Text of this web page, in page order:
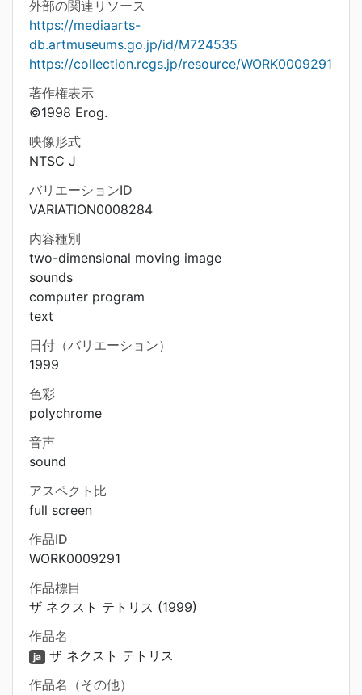
外部の関連リソース
https://mediaarts-
db.artmuseums.go.jp/id/M724535
https://collection.rcgs.jp/resource/WORK0009291
著作権表示
©1998 Erog.
映像形式
NTSC J
バリエーションID
VARIATION0008284
内容種別
two-dimensional moving image
sounds
computer program
text
日付（バリエーション）
1999
色彩
polychrome
音声
sound
アスペクト比
full screen
作品ID
WORK0009291
作品標目
ザ ネクスト テトリス (1999)
作品名
ja ザ ネクスト テトリス
作品名（その他）